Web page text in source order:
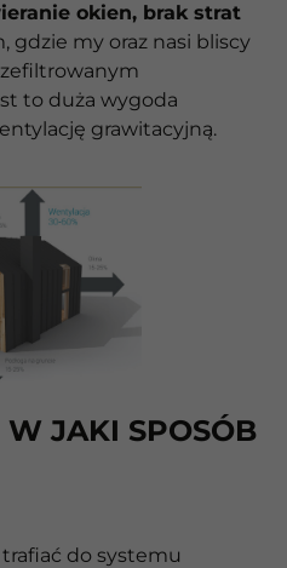
okien, brak strat
gdzie my oraz nasi bliscy
to duża wygoda
grawitacyjną.
JAKI SPOSÓB
do systemu